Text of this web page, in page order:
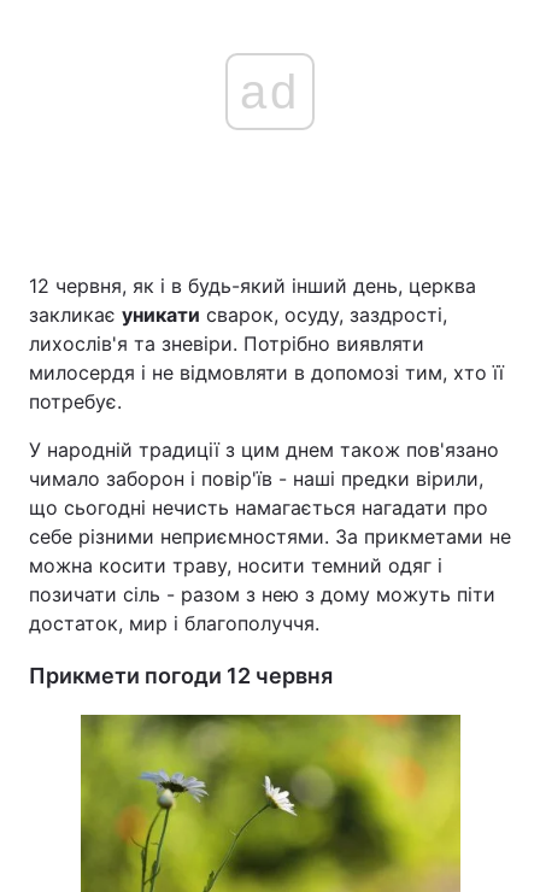
ad
12 червня, як і в будь-який інший день, церква
закликає уникати сварок, осуду, заздрості,
лихослів'я та зневіри. Потрібно виявляти
милосердя і не відмовляти в допомозі тим, хто її
потребує.
У народній традиції з цим днем також пов'язано
чимало заборон і повір'їв - наші предки вірили,
що сьогодні нечисть намагається нагадати про
себе різними неприємностями. За прикметами не
можна косити траву, носити темний одяг і
позичати сіль - разом з нею з дому можуть піти
достаток, мир і благополуччя.
Прикмети погоди 12 червня